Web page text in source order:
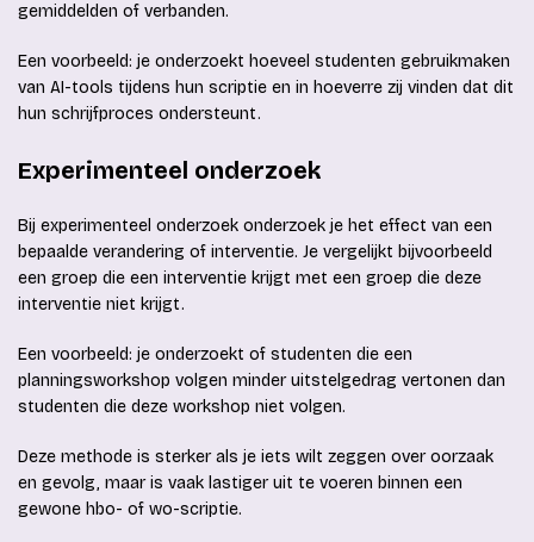
gemiddelden of verbanden.
Een voorbeeld: je onderzoekt hoeveel studenten gebruikmaken
van AI-tools tijdens hun scriptie en in hoeverre zij vinden dat dit
hun schrijfproces ondersteunt.
Experimenteel onderzoek
Bij experimenteel onderzoek onderzoek je het effect van een
bepaalde verandering of interventie. Je vergelijkt bijvoorbeeld
een groep die een interventie krijgt met een groep die deze
interventie niet krijgt.
Een voorbeeld: je onderzoekt of studenten die een
planningsworkshop volgen minder uitstelgedrag vertonen dan
studenten die deze workshop niet volgen.
Deze methode is sterker als je iets wilt zeggen over oorzaak
en gevolg, maar is vaak lastiger uit te voeren binnen een
gewone hbo- of wo-scriptie.